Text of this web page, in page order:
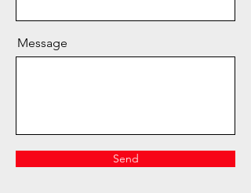
Message
Send